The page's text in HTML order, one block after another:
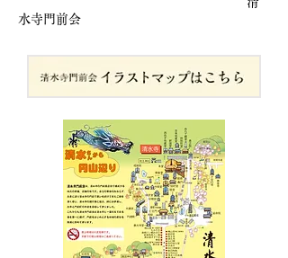
水寺門前会